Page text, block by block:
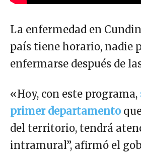
La enfermedad en
país tiene horario, nadie
enfermarse después de
«Hoy, con este programa,
primer departamento
del territorio, tendrá
intramural”, afirmó el